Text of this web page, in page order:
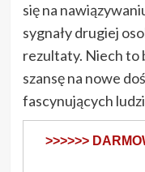
się na
sygnały drugiej
rezultaty. Niech to
szansę na nowe
fascynujących
>>>>>>